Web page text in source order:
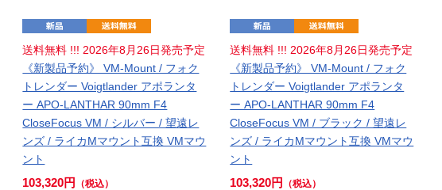
送料無料 !!! 2026年8月26日発売予定
《新製品予約》 VM-Mount / フォク
トレンダー Voigtlander アポランタ
ー APO-LANTHAR 90mm F4
CloseFocus VM / シルバー / 望遠レ
ンズ / ライカMマウント互換 VMマウ
ント
103,320円 （税込）
送料無料 !!! 2026年8月26日発売予定
《新製品予約》 VM-Mount / フォク
トレンダー Voigtlander アポランタ
ー APO-LANTHAR 90mm F4
CloseFocus VM / ブラック / 望遠レ
ンズ / ライカMマウント互換 VMマウ
ント
103,320円 （税込）